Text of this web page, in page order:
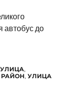
автобус до
,
, УЛИЦА